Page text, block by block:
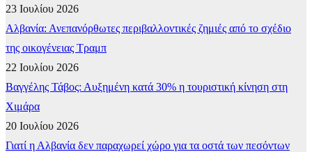
23 Ιουλίου 2026
Αλβανία: Ανεπανόρθωτες περιβαλλοντικές ζημιές από το σχέδιο
της οικογένειας Τραμπ
22 Ιουλίου 2026
Βαγγέλης Τάβος: Αυξημένη κατά 30% η τουριστική κίνηση στη
Χιμάρα
20 Ιουλίου 2026
Γιατί η Αλβανία δεν παραχωρεί χώρο για τα οστά των πεσόντων